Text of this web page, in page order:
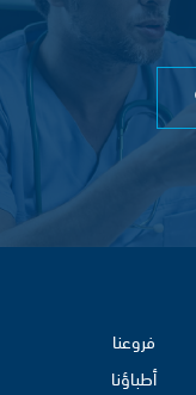
فروعنا
أطباؤنا